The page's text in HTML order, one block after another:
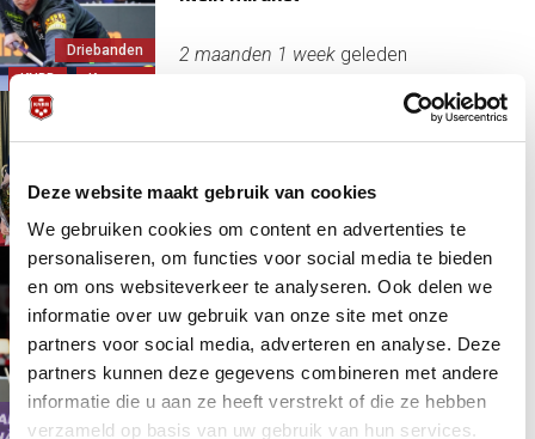
Deze website maakt gebruik van cookies
We gebruiken cookies om content en advertenties te
personaliseren, om functies voor social media te bieden
en om ons websiteverkeer te analyseren. Ook delen we
informatie over uw gebruik van onze site met onze
partners voor social media, adverteren en analyse. Deze
partners kunnen deze gegevens combineren met andere
informatie die u aan ze heeft verstrekt of die ze hebben
verzameld op basis van uw gebruik van hun services.
Driebanden
KNBB
Kozoom
2 maanden 1 week geleden
Etten, Sam van
Gestage progressie Sam van Etten
mondt uit in eerste Grand Prix
2 maanden 1 week
Jean van Erp beste starter in GP
Oosterhout
2 maanden 1 weekgeleden